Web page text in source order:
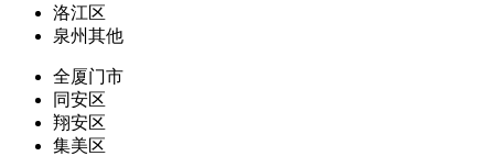
洛江区
泉州其他
全厦门市
同安区
翔安区
集美区